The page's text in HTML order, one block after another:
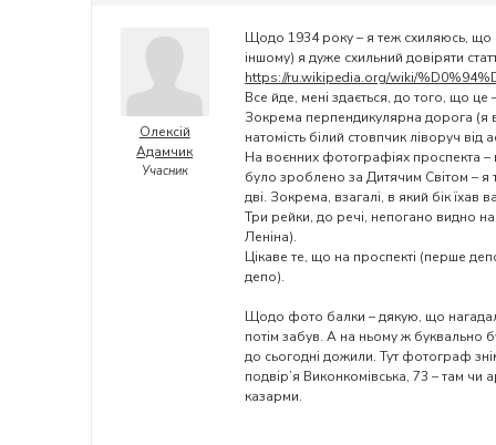
Олексій
Адамчик
Учасник
Щодо 1934 року – я теж схиляюсь, що
іншому) я дуже схильний довіряти
https://ru.wikipedia.org/wiki/
Все йде, мені здається, до того, що
Зокрема перпендикулярна дорога (я
натомість білий стовпчик ліворуч
На воєнних фотографіях проспекта
було зроблено за Дитячим Світом – я
дві. Зокрема, взагалі, в який бік
Три рейки, до речі, непогано видно
Леніна).
Цікаве те, що на проспекті (перше
депо).
Щодо фото балки – дякую, що
потім забув. А на ньому ж буквально
до сьогодні дожили. Тут фотограф
подвір’я Виконкомівська, 73 – там чи
казарми.